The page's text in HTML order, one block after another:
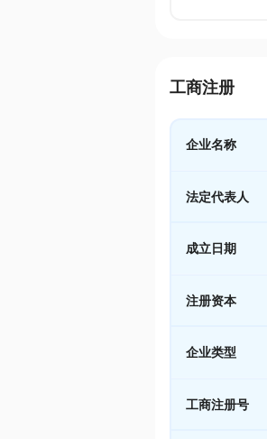
工商注册
企业名称
法定代表人
成立日期
注册资本
企业类型
工商注册号